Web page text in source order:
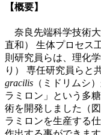
【概要】
奈良先端科学技術
直和） 生体プロセス
則研究員らは、理化
り） 専任研究員らと
gracilis （ミドリムシ
ラミロン」という多
術を開発しました（
ラミロンを生産する